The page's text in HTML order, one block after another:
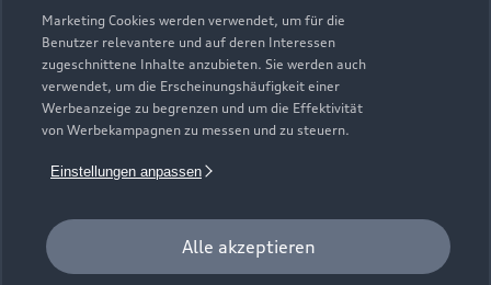
Marketing Cookies werden verwendet, um für die
Benutzer relevantere und auf deren Interessen
zugeschnittene Inhalte anzubieten. Sie werden auch
verwendet, um die Erscheinungshäufigkeit einer
Werbeanzeige zu begrenzen und um die Effektivität
von Werbekampagnen zu messen und zu steuern.
Einstellungen anpassen
Alle akzeptieren
Zur Inspektion
Zurück nach oben
Modelle
Alle Modelle
Kaufen & leasen